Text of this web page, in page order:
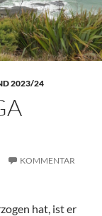
2023/24
KOMMENTAR
hat, ist er